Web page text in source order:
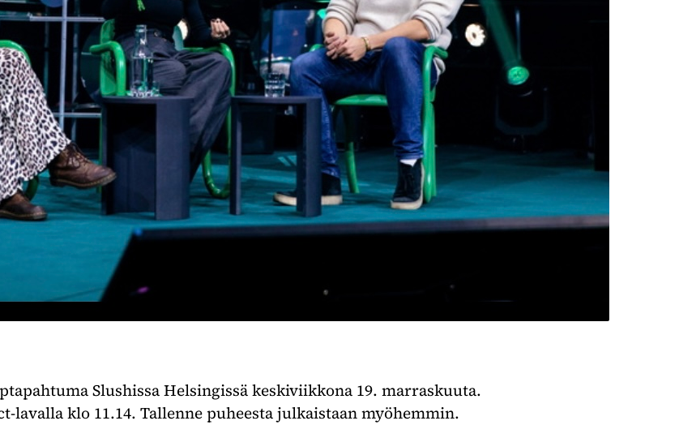
Slushissa Helsingissä keskiviikkona 19. marraskuuta.
lavalla klo 11.14. Tallenne puheesta julkaistaan myöhemmin.